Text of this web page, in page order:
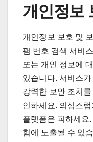
개인정보
개인정보 보호 및
팸 번호 검색 서비
또는 개인 정보에
있습니다. 서비스
강력한 보안 조치
인하세요. 의심스
플랫폼은 피하세요
험에 노출될 수 있